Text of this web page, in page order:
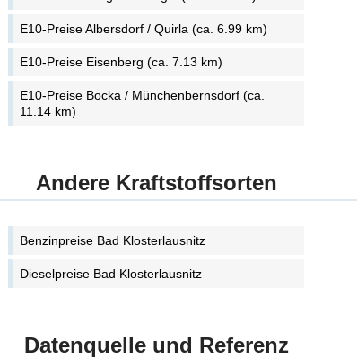
E10-Preise Albersdorf / Quirla (ca. 6.99 km)
E10-Preise Eisenberg (ca. 7.13 km)
E10-Preise Bocka / Münchenbernsdorf (ca.
11.14 km)
Andere Kraftstoffsorten
Benzinpreise Bad Klosterlausnitz
Dieselpreise Bad Klosterlausnitz
Datenquelle und Referenz